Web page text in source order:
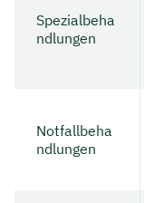
Spezialbeha
ndlungen
Notfallbeha
ndlungen